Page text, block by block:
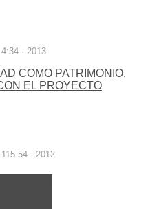
4:34 · 2013
115:54 · 2012